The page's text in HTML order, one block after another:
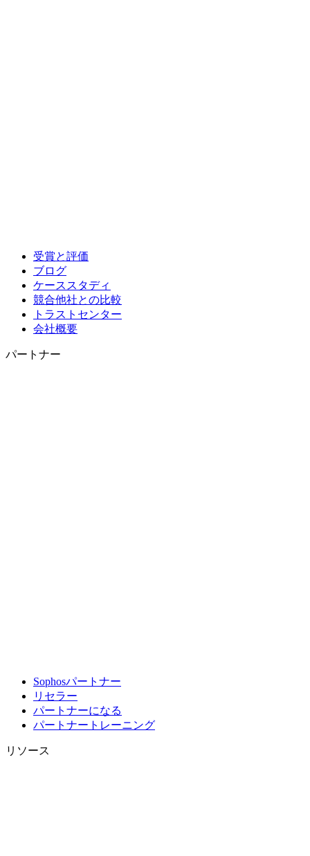
受賞と評価
ブログ
ケーススタディ
競合他社との比較
トラストセンター
会社概要
パートナー
Sophosパートナー
リセラー
パートナーになる
パートナートレーニング
リソース